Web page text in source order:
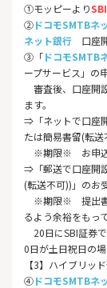
①モッピーより
②ドコモSMTBネ
ネット銀行 口座
③「ドコモSMTB
ープサービス」の
審査後、口座開
ます。
⇒「ネットで口座
たは簡易書留(転
※期限※ お申込
⇒「郵送で口座開
(転送不可))」のお
※期限※ 提出書
るよう余裕をもっ
20日にSBI証券
0日が土日祝日の場
【3】ハイブリッ
④ドコモSMTBネ